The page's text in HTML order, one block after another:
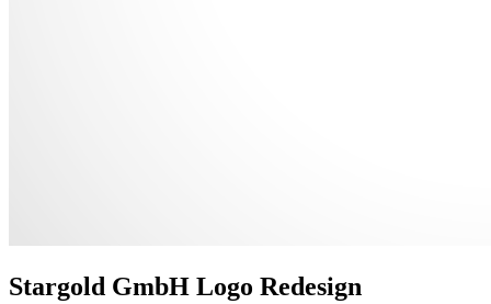
Stargold GmbH Logo Redesign